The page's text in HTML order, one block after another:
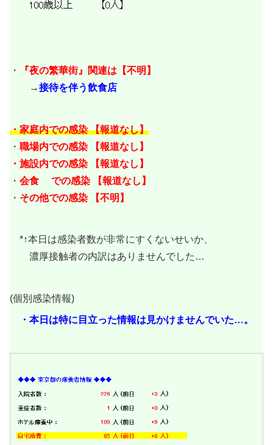
・ 『夜の繁華街』関連は【不明 】
→接待を伴う飲食店
・家庭内での感染 【報道なし】
・ 職場内での感染 【報道なし 】
・施設内での感染 【報道なし 】
・ 会食 での感染 【報道なし 】
・ その他での感染 【不明 】
*↑本日は感染者数が非常にすくないせいか、
濃厚接触者の内訳はありませんでした…
(個別感染情報)
・本日は特に目立った情報は見かけませんでいた…。